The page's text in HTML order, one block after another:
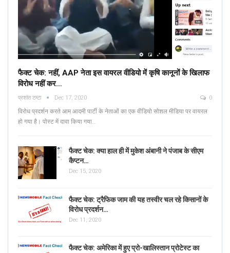
फैक्ट चेक: नहीं, AAP नेता इस वायरल वीडियो में कृषि कानूनों के खिलाफ
विरोध नहीं कर…
प्रशांत टम्टा Dec 17, 2020 0
विरोध प्रदर्शन करते आम आदमी पार्टी के नेताओं का एक वीडियो सोशल मीडिया पर वायरल
हो गया है। पोस्ट में दावा किया गया…
फैक्ट चेक: क्या हाल ही में मुकेश अंबानी ने पंजाब के सीएम
कैप्टन…
Dec 15, 2020
फैक्ट चेक: ट्रैफिक जाम की यह तस्वीर चल रहे किसानों के
विरोध प्रदर्शन…
Dec 11, 2020
फैक्ट चेक: अमेरिका में हुए प्रो-खालिस्तान प्रोटेस्ट का